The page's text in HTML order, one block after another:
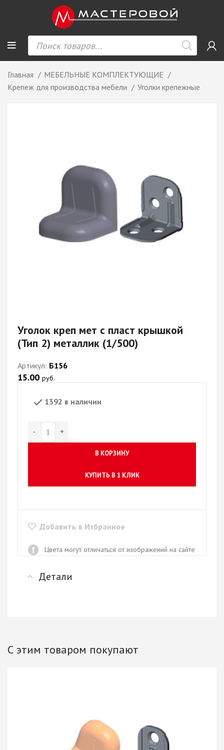
Главная
МЕБЕЛЬНЫЕ КОМПЛЕКТУЮЩИЕ
Крепеж для производства мебели
Уголки крепежные
Уголок креп мет с пласт крышкой
(Тип 2) металлик (1/500)
Артикул: Б156
15.00 руб.
1392 в наличии
В КОРЗИНУ
КУПИТЬ В 1 КЛИК
Добавить в Избранное
Цвета могут отличаться от изображений на сайте
Детали
С этим товаром покупают